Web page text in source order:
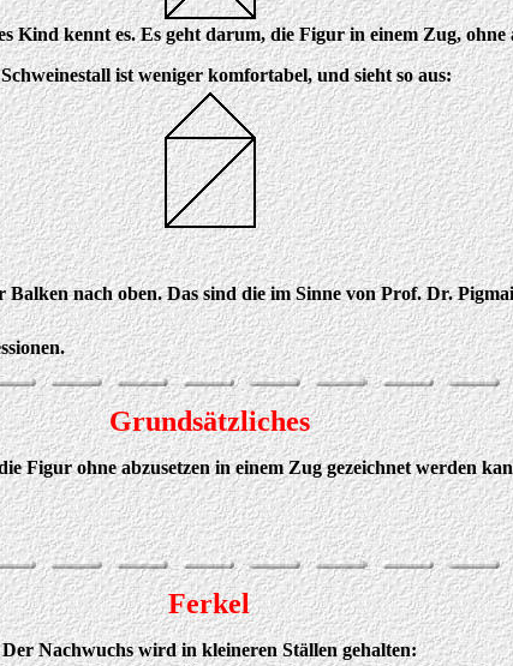
Kind kennt es. Es geht darum, die Figur in einem Zug, ohne
ist weniger komfortabel, und sieht so aus:
Balken nach oben. Das sind die im Sinne von Prof. Dr.
Grundsätzliches
ohne abzusetzen in einem Zug gezeichnet werden
Ferkel
Der Nachwuchs wird in kleineren Ställen gehalten: